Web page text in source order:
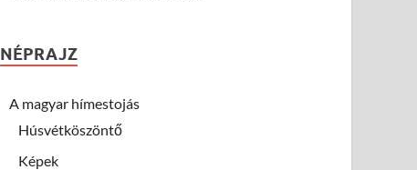
NÉPRAJZ
A magyar hímestojás
Húsvétköszöntő
Képek